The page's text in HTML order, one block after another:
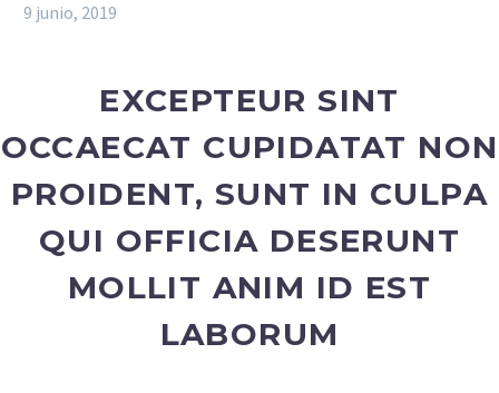
9 junio, 2019
EXCEPTEUR SINT
OCCAECAT CUPIDATAT NON
PROIDENT, SUNT IN CULPA
QUI OFFICIA DESERUNT
MOLLIT ANIM ID EST
LABORUM